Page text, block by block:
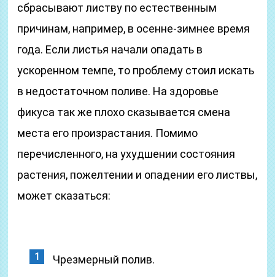
сбрасывают листву по естественным
причинам, например, в осенне-зимнее время
года. Если листья начали опадать в
ускоренном темпе, то проблему стоил искать
в недостаточном поливе. На здоровье
фикуса так же плохо сказывается смена
места его произрастания. Помимо
перечисленного, на ухудшении состояния
растения, пожелтении и опадении его листвы,
может сказаться:
Чрезмерный полив.